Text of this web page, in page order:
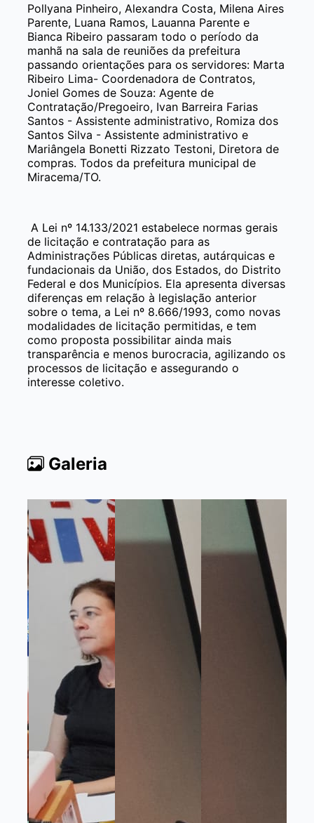
Pollyana Pinheiro, Alexandra Costa, Milena Aires
Parente, Luana Ramos, Lauanna Parente e
Bianca Ribeiro passaram todo o período da
manhã na sala de reuniões da prefeitura
passando orientações para os servidores: Marta
Ribeiro Lima- Coordenadora de Contratos,
Joniel Gomes de Souza: Agente de
Contratação/Pregoeiro, Ivan Barreira Farias
Santos - Assistente administrativo, Romiza dos
Santos Silva - Assistente administrativo e
Mariângela Bonetti Rizzato Testoni, Diretora de
compras. Todos da prefeitura municipal de
Miracema/TO.
A Lei nº 14.133/2021 estabelece normas gerais
de licitação e contratação para as
Administrações Públicas diretas, autárquicas e
fundacionais da União, dos Estados, do Distrito
Federal e dos Municípios. Ela apresenta diversas
diferenças em relação à legislação anterior
sobre o tema, a Lei nº 8.666/1993, como novas
modalidades de licitação permitidas, e tem
como proposta possibilitar ainda mais
transparência e menos burocracia, agilizando os
processos de licitação e assegurando o
interesse coletivo.
Galeria